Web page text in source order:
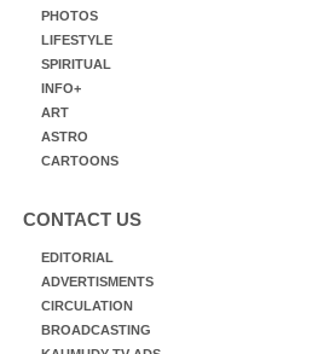
PHOTOS
LIFESTYLE
SPIRITUAL
INFO+
ART
ASTRO
CARTOONS
CONTACT US
EDITORIAL
ADVERTISMENTS
CIRCULATION
BROADCASTING